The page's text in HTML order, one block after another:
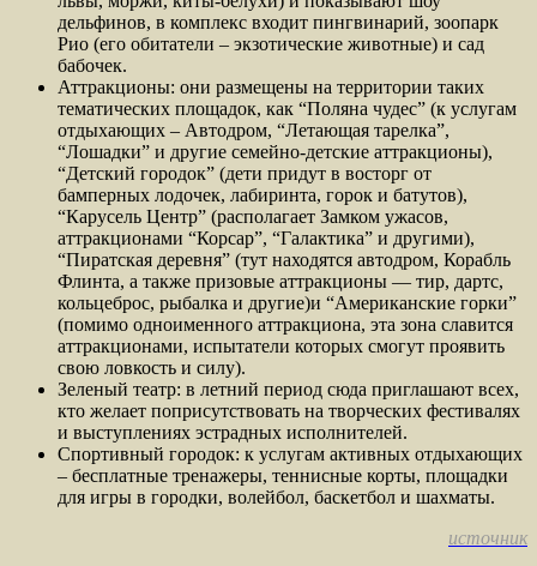
дельфинов, в комплекс входит пингвинарий, зоопарк
Рио (его обитатели – экзотические животные) и сад
бабочек.
Аттракционы: они размещены на территории таких
тематических площадок, как “Поляна чудес” (к услугам
отдыхающих – Автодром, “Летающая тарелка”,
“Лошадки” и другие семейно-детские аттракционы),
“Детский городок” (дети придут в восторг от
бамперных лодочек, лабиринта, горок и батутов),
“Карусель Центр” (располагает Замком ужасов,
аттракционами “Корсар”, “Галактика” и другими),
“Пиратская деревня” (тут находятся автодром, Корабль
Флинта, а также призовые аттракционы — тир, дартс,
кольцеброс, рыбалка и другие)и “Американские горки”
(помимо одноименного аттракциона, эта зона славится
аттракционами, испытатели которых смогут проявить
свою ловкость и силу).
Зеленый театр: в летний период сюда приглашают всех,
кто желает поприсутствовать на творческих фестивалях
и выступлениях эстрадных исполнителей.
Спортивный городок: к услугам активных отдыхающих
– бесплатные тренажеры, теннисные корты, площадки
для игры в городки, волейбол, баскетбол и шахматы.
источник